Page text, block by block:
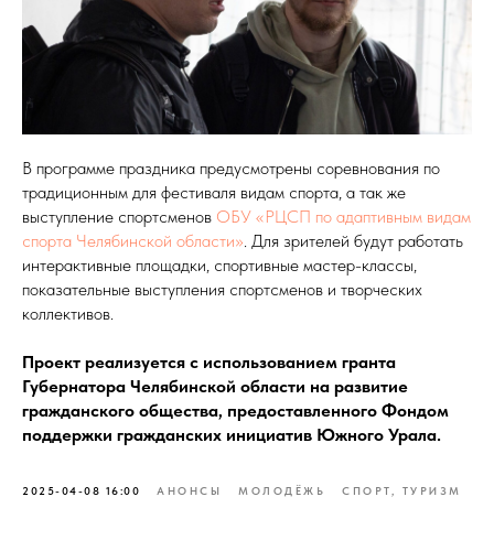
В программе праздника предусмотрены соревнования по
традиционным для фестиваля видам спорта, а так же
выступление спортсменов ОБУ «РЦСП по адаптивным видам
спорта Челябинской области» . Для зрителей будут работать
интерактивные площадки, спортивные мастер-классы,
показательные выступления спортсменов и творческих
коллективов.
Проект реализуется с использованием гранта
Губернатора Челябинской области на развитие
гражданского общества, предоставленного Фондом
поддержки гражданских инициатив Южного Урала.
2025-04-08 16:00 АНОНСЫ МОЛОДЁЖЬ СПОРТ, ТУРИЗМ